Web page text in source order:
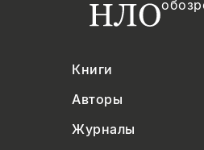
Книги
Авторы
Журналы